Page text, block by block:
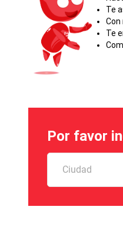
Te
Te
Por favor
Ciudad